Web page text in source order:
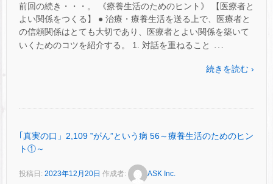
前回の続き・・・。 《療養生活のためのヒント》 【医療者と
よい関係をつくる】 ● 治療・療養生活を送る上で、医療者と
の信頼関係はとても大切であり、医療者とよい関係を築いて
いくためのコツを紹介する。 1. 対話を重ねること
…
続きを読む ›
｢真実の口」2,109 ‟がん”という病 56～療養生活のためのヒン
ト①～
投稿日: 2023年12月20日 作成者: ASK Inc.